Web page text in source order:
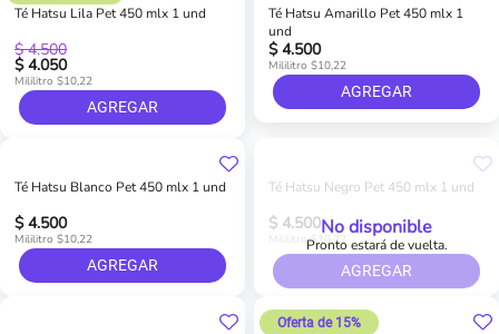
Té Hatsu Lila Pet 450 mlx 1 und
$ 4.500
$ 4.050
Mililitro $10,22
AGREGAR
Té Hatsu Amarillo Pet 450 mlx 1
und
$ 4.500
Mililitro $10,22
AGREGAR
Té Hatsu Blanco Pet 450 mlx 1 und
$ 4.500
Mililitro $10,22
AGREGAR
Té Hatsu Negro Pet 450 mlx 1 und
$ 4.500
Mililitro $10,22No disponible
Pronto estará de vuelta.
AGREGAR
Oferta de 15%